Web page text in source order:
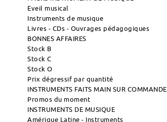
Eveil musical
Instruments de musique
Livres - CDs - Ouvrages pédagogiques
BONNES AFFAIRES
Stock B
Stock C
Stock O
Prix dégressif par quantité
INSTRUMENTS FAITS MAIN SUR COMMANDE
Promos du moment
INSTRUMENTS DE MUSIQUE
Amérique Latine - Instruments